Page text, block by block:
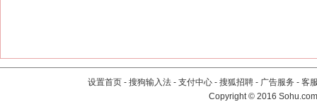
设置首页 - 搜狗输入法 - 支付中心 - 搜狐招聘 - 广告服务 - 客
Copyright©2016